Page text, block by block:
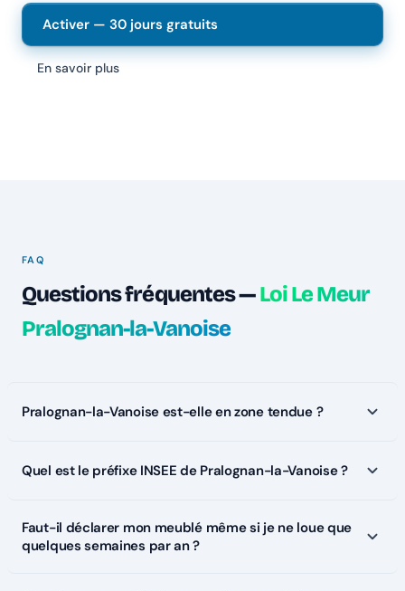
Activer — 30 jours gratuits
En savoir plus
FAQ
Questions fréquentes —Loi Le Meur
Pralognan-la-Vanoise
Pralognan-la-Vanoise est-elle en zone tendue ?
Quel est le préfixe INSEE de Pralognan-la-Vanoise ?
Faut-il déclarer mon meublé même si je ne loue que
quelques semaines par an ?